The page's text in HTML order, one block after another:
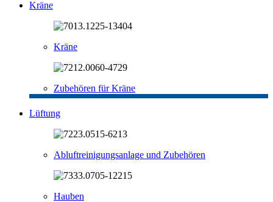
Kräne
Kräne
Zubehören für Kräne
Lüftung
Abluftreinigungsanlage und Zubehören
Hauben